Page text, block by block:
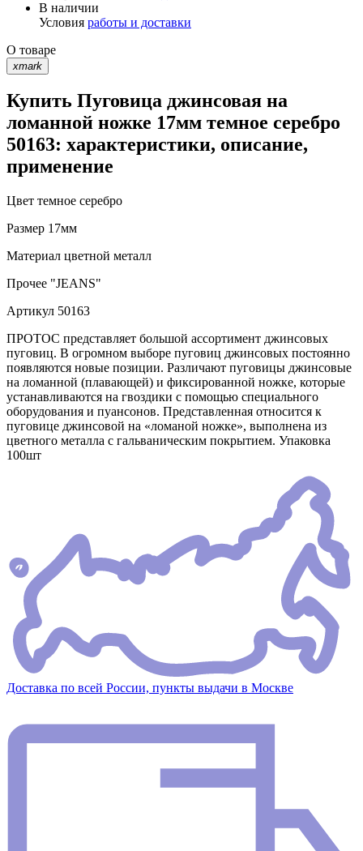
В наличии
Условия работы и доставки
О товаре
xmark
Купить Пуговица джинсовая на
ломанной ножке 17мм темное серебро
50163: характеристики, описание,
применение
Цвет темное серебро
Размер 17мм
Материал цветной металл
Прочее "JEANS"
Артикул 50163
ПРОТОС представляет большой ассортимент джинсовых
пуговиц. В огромном выборе пуговиц джинсовых постоянно
появляются новые позиции. Различают пуговицы джинсовые
на ломанной (плавающей) и фиксированной ножке, которые
устанавливаются на гвоздики с помощью специального
оборудования и пуансонов. Представленная относится к
пуговице джинсовой на «ломаной ножке», выполнена из
цветного металла с гальваническим покрытием. Упаковка
100шт
Доставка по всей России, пункты выдачи в Москве